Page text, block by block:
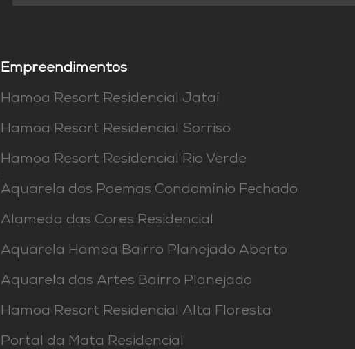
Empreendimentos
Hamoa Resort Residencial Jataí
Hamoa Resort Residencial Sorriso
Hamoa Resort Residencial Rio Verde
Aquarela dos Poemas Condomínio Fechado
Alameda das Cores Residencial
Aquarela Hamoa Bairro Planejado Aberto
Aquarela das Artes Bairro Planejado
Hamoa Resort Residencial Alta Floresta
Portal da Mata Residencial